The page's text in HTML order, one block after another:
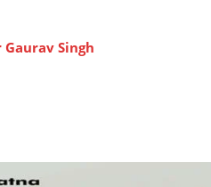
Gaurav Singh